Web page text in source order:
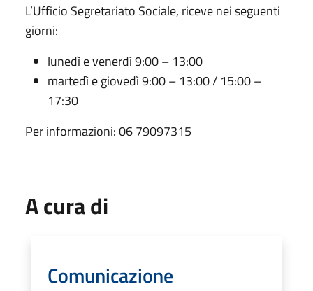
L’Ufficio Segretariato Sociale, riceve nei seguenti
giorni:
lunedì e venerdì 9:00 – 13:00
martedì e giovedì 9:00 – 13:00 / 15:00 –
17:30
Per informazioni: 06 79097315
A cura di
Comunicazione